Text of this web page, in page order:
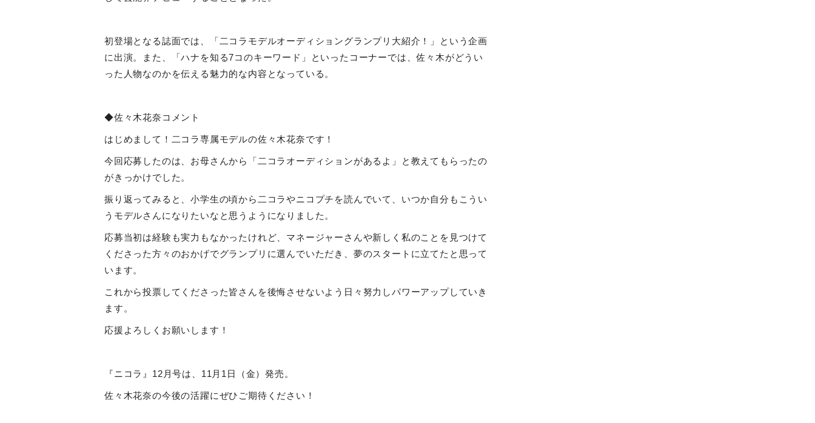
初登場となる誌面では、「二コラモデルオーディショングランプリ大紹介！」という企画
に出演。また、「ハナを知る7コのキーワード」といったコーナーでは、佐々木がどうい
った人物なのかを伝える魅力的な内容となっている。
◆佐々木花奈コメント
はじめまして！二コラ専属モデルの佐々木花奈です！
今回応募したのは、お母さんから「二コラオーディションがあるよ」と教えてもらったの
がきっかけでした。
振り返ってみると、小学生の頃から二コラやニコプチを読んでいて、いつか自分もこうい
うモデルさんになりたいなと思うようになりました。
応募当初は経験も実力もなかったけれど、マネージャーさんや新しく私のことを見つけて
くださった方々のおかげでグランプリに選んでいただき、夢のスタートに立てたと思って
います。
これから投票してくださった皆さんを後悔させないよう日々努力しパワーアップしていき
ます。
応援よろしくお願いします！
『ニコラ』 12 月号は、 11 月 1 日（金）発売。
佐々木花奈の今後の活躍にぜひご期待ください！